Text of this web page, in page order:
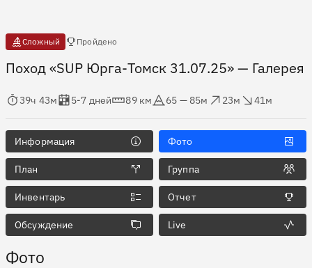
Сложный Пройдено
Поход «SUP Юрга-Томск 31.07.25»— Галерея
в пути
39ч 43м
Оценка в днях
5-7 дней
Дистанция
89 км
Абсолютная высота
65 — 85м
Набор высоты
23м
Сброс высоты
41м
Информация Фото
План Группа
Инвентарь Отчет
Обсуждение Live
Фото